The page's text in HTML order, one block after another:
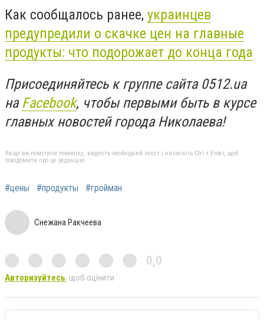
Как сообщалось ранее, украинцев
предупредили о скачке цен на главные
продукты: что подорожает до конца года
Присоединяйтесь к группе сайта 0512.ua
на Facebook, чтобы первыми быть в курсе
главных новостей города Николаева!
Якщо ви помітили помилку, виділіть необхідний текст і натисніть Ctrl + Enter, щоб
повідомити про це редакцію
#цены #продукты #гройман
Снежана Ракчеева
0,0
Авторизуйтесь, щоб оцінити